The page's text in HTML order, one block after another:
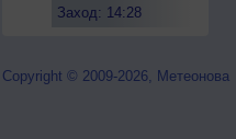
Заход: 14:28
Copyright © 2009-2026, Метеонова